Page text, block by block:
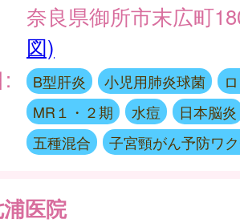
奈良県御所市末広町
図)
B型肝炎 小児用肺炎球菌
MR１・２期
水痘
日本脳炎
五種混合
子宮頸がん予防ワ
浦医院